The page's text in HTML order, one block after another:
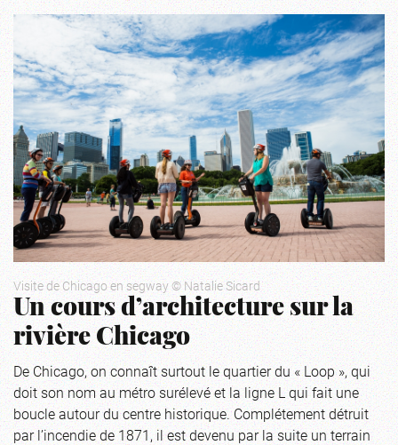
Visite de Chicago en segway © Natalie Sicard
Un cours d’architecture sur la
rivière Chicago
De Chicago, on connaît surtout le quartier du « Loop », qui
doit son nom au métro surélevé et la ligne L qui fait une
boucle autour du centre historique. Complétement détruit
par l’incendie de 1871, il est devenu par la suite un terrain